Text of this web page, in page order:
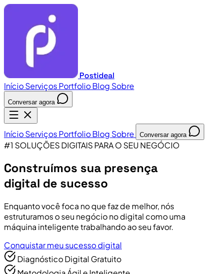
Postideal
InícioServiçosPortfolioBlog Sobre
Conversar agora
InícioServiçosPortfolioBlog Sobre Conversar agora
#1 SOLUÇÕES DIGITAIS PARA O SEU NEGÓCIO
Construímos sua presença
digital de sucesso
Enquanto você foca no que faz de melhor, nós
estruturamos o seu negócio no digital como uma
máquina inteligente trabalhando ao seu favor.
Conquistar meu sucesso digital
Diagnóstico Digital Gratuito